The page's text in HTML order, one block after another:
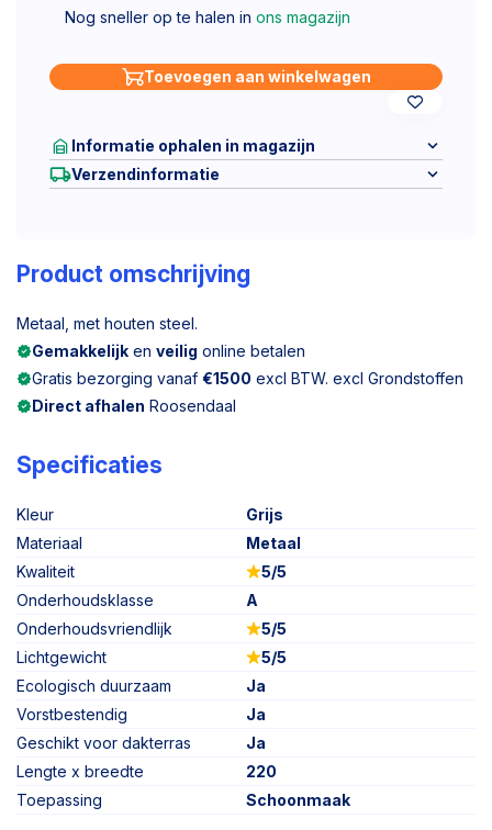
Nog sneller op te halen in ons magazijn
Toevoegen aan winkelwagen
Informatie ophalen in magazijn
Verzendinformatie
Product omschrijving
Metaal, met houten steel.
Gemakkelijk en veilig online betalen
Gratis bezorging vanaf €1500 excl BTW. excl Grondstoffen
Direct afhalen Roosendaal
Specificaties
Kleur
Grijs
Materiaal
Metaal
Kwaliteit
5/5
Onderhoudsklasse
A
Onderhoudsvriendlijk
5/5
Lichtgewicht
5/5
Ecologisch duurzaam
Ja
Vorstbestendig
Ja
Geschikt voor dakterras
Ja
Lengte x breedte
220
Toepassing
Schoonmaak